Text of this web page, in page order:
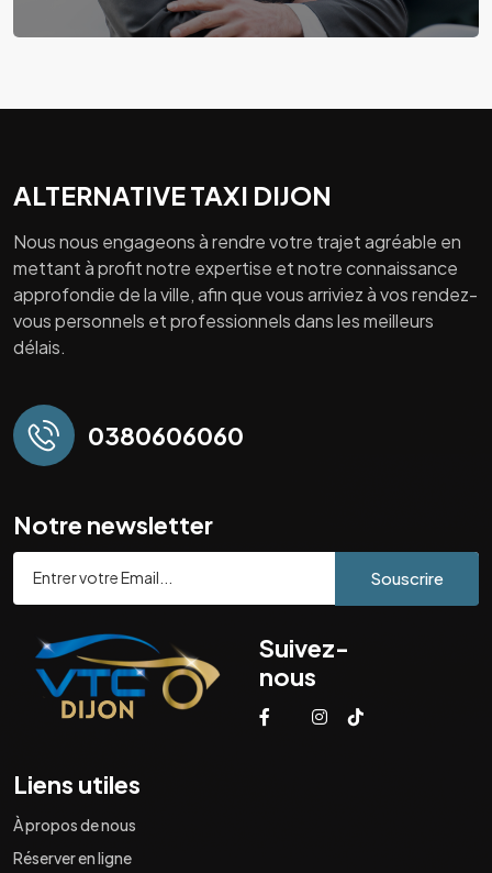
ALTERNATIVE TAXI DIJON
Nous nous engageons à rendre votre trajet agréable en
mettant à profit notre expertise et notre connaissance
approfondie de la ville, afin que vous arriviez à vos rendez-
vous personnels et professionnels dans les meilleurs
délais.
0380606060
Notre newsletter
Souscrire
Suivez-
nous
Liens utiles
À propos de nous
Réserver en ligne